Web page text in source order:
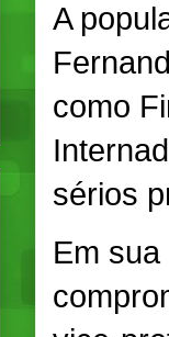
A
como
sérios
Em